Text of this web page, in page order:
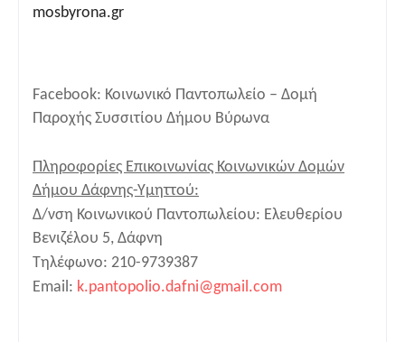
mosbyrona.gr
Facebook: Κοινωνικό Παντοπωλείο – Δομή
Παροχής Συσσιτίου Δήμου Βύρωνα
Πληροφορίες Επικοινωνίας Κοινωνικών Δομών
Δήμου Δάφνης-Υμηττού:
Δ/νση Κοινωνικού Παντοπωλείου: Ελευθερίου
Βενιζέλου 5, Δάφνη
Τηλέφωνο: 210-9739387
Email: k.pantopolio.dafni@gmail.com